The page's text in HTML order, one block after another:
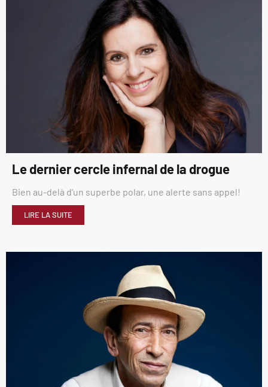
Le dernier cercle infernal de la drogue
Bien au-delà d’un superbe polar, une alerte sans appel!
LIRE LA SUITE